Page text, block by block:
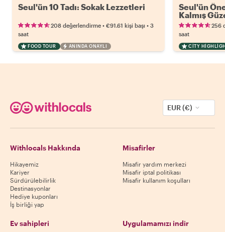
Seul'ün 10 Tadı: Sokak Lezzetleri
208 değerlendirme • €91.61 kişi başı • 3
saat
FOOD TOUR ANINDA ONAYLI
Seul'ün
Kalmış
256
saat
CITY
EUR (€)
Withlocals Hakkında
Hikayemiz
Kariyer
Sürdürülebilirlik
Destinasyonlar
Hediye kuponları
İş birliği yap
Misafirler
Misafir yardım merkezi
Misafir iptal politikası
Misafir kullanım koşulları
Ev sahipleri Uygulamamızı indir